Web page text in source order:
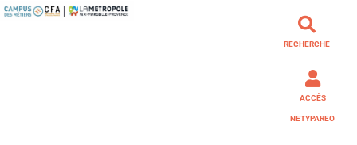
RECHERCHE
ACCÈS
NETYPAREO